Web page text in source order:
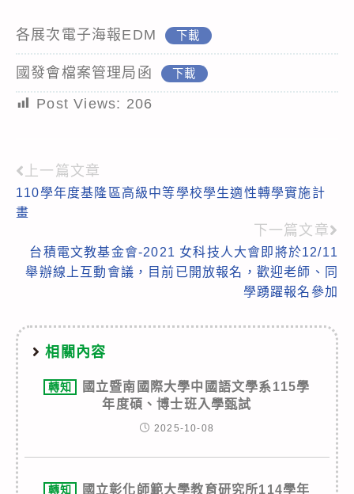
各展次電子海報EDM 下載
國發會檔案管理局函 下載
Post Views: 206
Read
more
上一篇文章
110學年度基隆區高級中等學校學生適性轉學實施計
畫
下一篇文章
台積電文教基金會-2021 女科技人大會即將於12/11
舉辦線上互動會議，目前已開放報名，歡迎老師、同
學踴躍報名參加
相關內容
轉知
國立暨南國際大學中國語文學系115學
年度碩、博士班入學甄試
2025-10-08
轉知
國立彰化師範大學教育研究所114學年